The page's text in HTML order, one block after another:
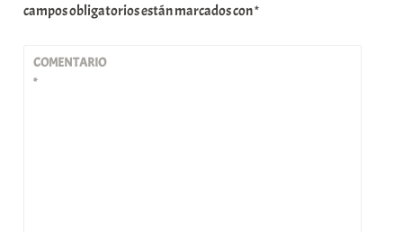
campos obligatorios están marcados con*
COMENTARIO
*